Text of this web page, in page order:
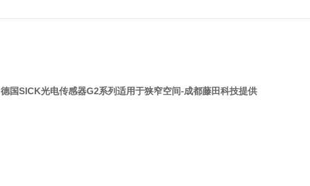
德国SICK光电传感器G2系列适用于狭窄空间-成都藤田科技提供